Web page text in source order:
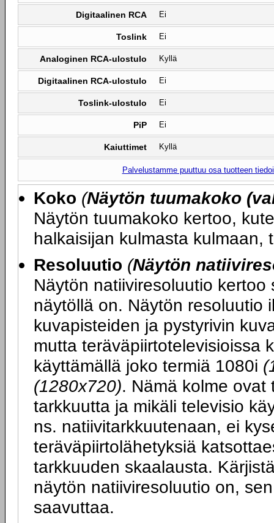
Digitaalinen RCA Ei
Toslink Ei
Analoginen RCA-ulostulo Kyllä
Digitaalinen RCA-ulostulo Ei
Toslink-ulostulo Ei
PiP Ei
Kaiuttimet Kyllä
Palvelustamme puuttuu osa tuotteen
Koko (Näytön tuumakoko
Näytön tuumakoko kertoo,
halkaisijan kulmasta kulmaan,
Resoluutio (Näytön
Näytön natiiviresoluutio
näytöllä on. Näytön resoluutio
kuvapisteiden ja pystyrivin
mutta teräväpiirtotelevisioissa
käyttämällä joko termiä 1080i
(1280x720). Nämä kolme ovat
tarkkuutta ja mikäli televisio
ns. natiivitarkkuutenaan, ei
teräväpiirtolähetyksiä
tarkkuuden skaalausta.
näytön natiiviresoluutio on,
saavuttaa.